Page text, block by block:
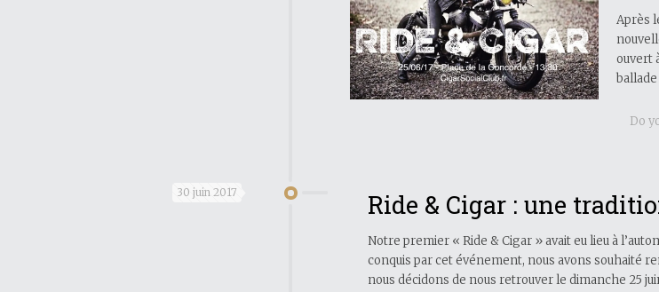
Après
ouvert
ballade
Do
30 juin 2017 Ride & Cigar : une
Notre premier « Ride & Cigar » avait eu lieu à
conquis par cet événement, nous avons souhaité
nous décidons de nous retrouver le dimanche 25